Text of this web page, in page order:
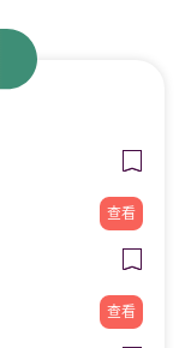
查看
查看